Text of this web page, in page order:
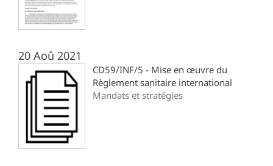
20 Aoû 2021
CD59/INF/5 - Mise en œuvre du
Règlement sanitaire international
Mandats et stratégies